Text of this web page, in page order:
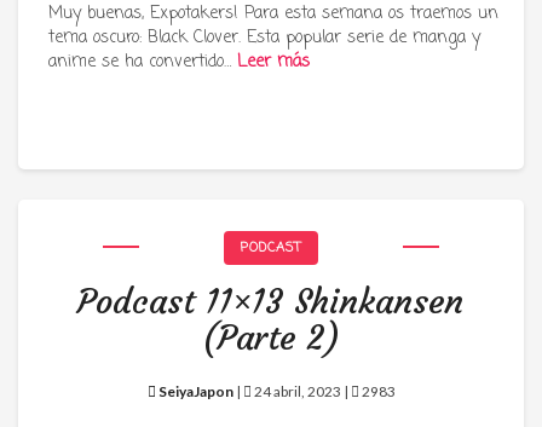
Muy buenas, Expotakers! Para esta semana os traemos un
tema oscuro: Black Clover. Esta popular serie de manga y
anime se ha convertido… Leer más
PODCAST
Podcast 11×13 Shinkansen
(Parte 2)
SeiyaJapon| 24 abril, 2023 | 2983